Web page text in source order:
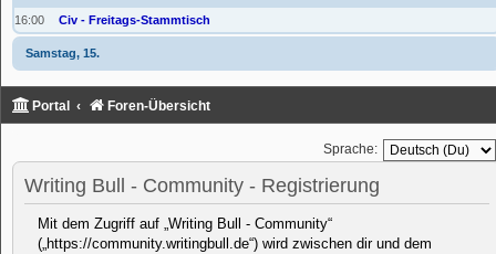
16:00 Civ - Freitags-Stammtisch
Samstag, 15.
Portal Foren-Übersicht
Sprache:
Writing Bull - Community - Registrierung
Mit dem Zugriff auf „Writing Bull - Community“
(„https://community.writingbull.de“) wird zwischen dir und dem